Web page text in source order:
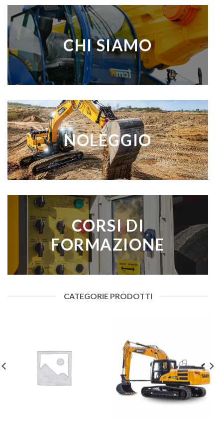
CHI SIAMO
NOLEGGIO
CORSI DI
FORMAZIONE
CATEGORIE PRODOTTI